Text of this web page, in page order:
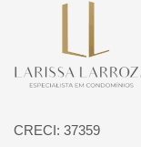
CRECI: 37359